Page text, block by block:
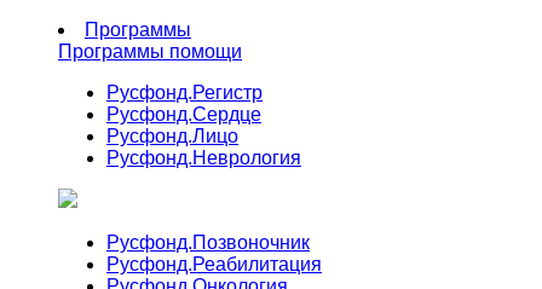
Программы
Программы помощи
Русфонд.Регистр
Русфонд.Сердце
Русфонд.Лицо
Русфонд.Неврология
Русфонд.Позвоночник
Русфонд.Реабилитация